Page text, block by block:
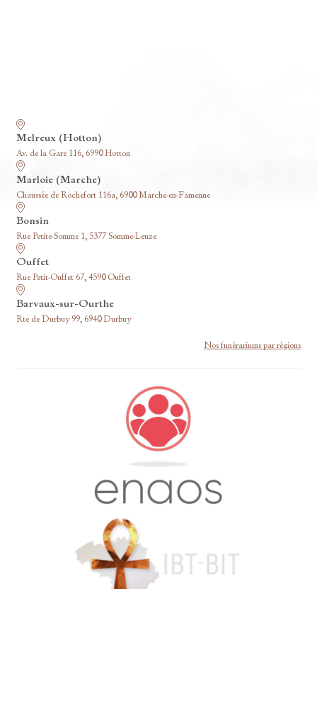
Melreux (Hotton)
Av. de la Gare 116, 6990 Hotton
Marloie (Marche)
Chaussée de Rochefort 116a, 6900 Marche-en-Famenne
Bonsin
Rue Petite-Somme 1, 5377 Somme-Leuze
Ouffet
Rue Petit-Ouffet 67, 4590 Ouffet
Barvaux-sur-Ourthe
Rte de Durbuy 99, 6940 Durbuy
Nos funérariums par régions